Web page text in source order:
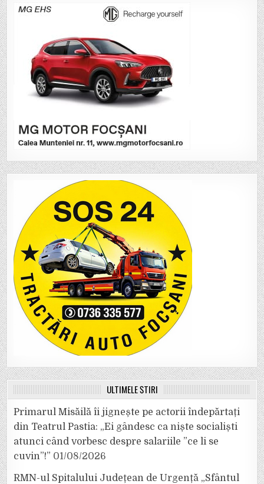
ULTIMELE ȘTIRI
Primarul Misăilă îi jignește pe actorii îndepărtați
din Teatrul Pastia: „Ei gândesc ca niște socialiști
atunci când vorbesc despre salariile ”ce li se
cuvin”!” 01/08/2026
RMN-ul Spitalului Județean de Urgență „Sfântul